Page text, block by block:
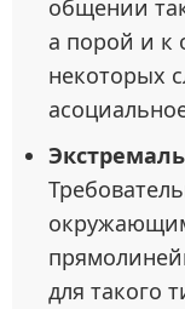
общении
а порой и к
некоторых
для такого